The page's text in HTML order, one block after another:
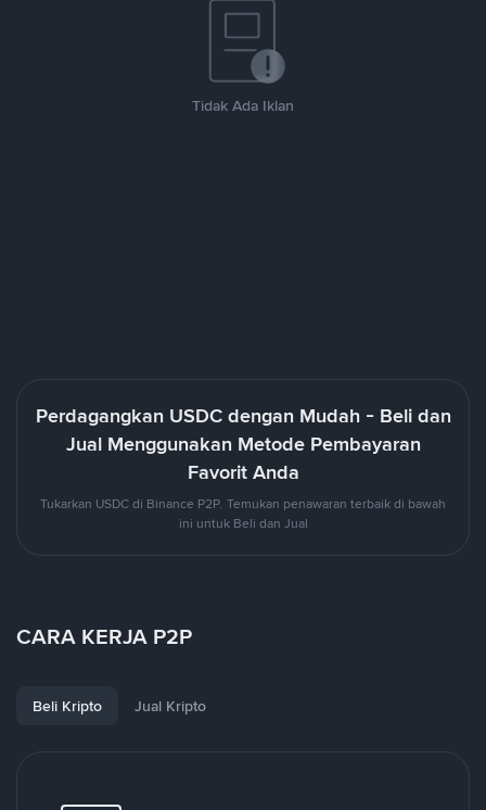
Tidak Ada Iklan
Perdagangkan USDC dengan Mudah - Beli dan
Jual Menggunakan Metode Pembayaran
Favorit Anda
Tukarkan USDC di Binance P2P. Temukan penawaran terbaik di bawah
ini untuk Beli dan Jual
CARA KERJA P2P
Beli Kripto Jual Kripto